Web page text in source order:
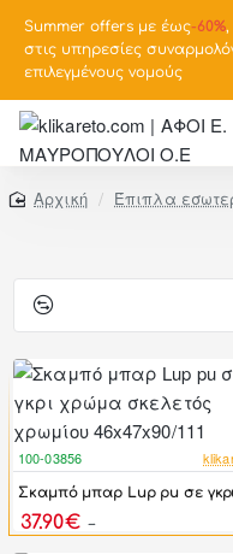
Summer offers με έως-60%,
στις υπηρεσίες
επιλεγμένους νομούς
home
Έπιπλα
-
100-03856
37.90€